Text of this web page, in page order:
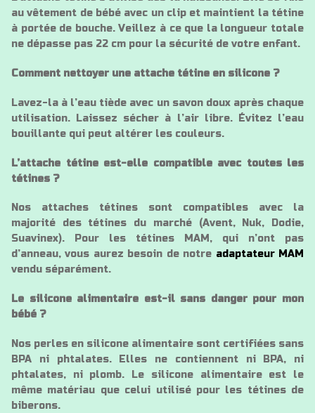
au vêtement de bébé avec un clip et maintient la tétine
à portée de bouche. Veillez à ce que la longueur totale
ne dépasse pas 22 cm pour la sécurité de votre enfant.
Comment nettoyer une attache tétine en silicone ?
Lavez-la à l’eau tiède avec un savon doux après chaque
utilisation. Laissez sécher à l’air libre. Évitez l’eau
bouillante qui peut altérer les couleurs.
L’attache tétine est-elle compatible avec toutes les
tétines ?
Nos attaches tétines sont compatibles avec la
majorité des tétines du marché (Avent, Nuk, Dodie,
Suavinex). Pour les tétines MAM, qui n’ont pas
d’anneau, vous aurez besoin de notre adaptateur MAM
vendu séparément.
Le silicone alimentaire est-il sans danger pour mon
bébé ?
Nos perles en silicone alimentaire sont certifiées sans
BPA ni phtalates. Elles ne contiennent ni BPA, ni
phtalates, ni plomb. Le silicone alimentaire est le
même matériau que celui utilisé pour les tétines de
biberons.